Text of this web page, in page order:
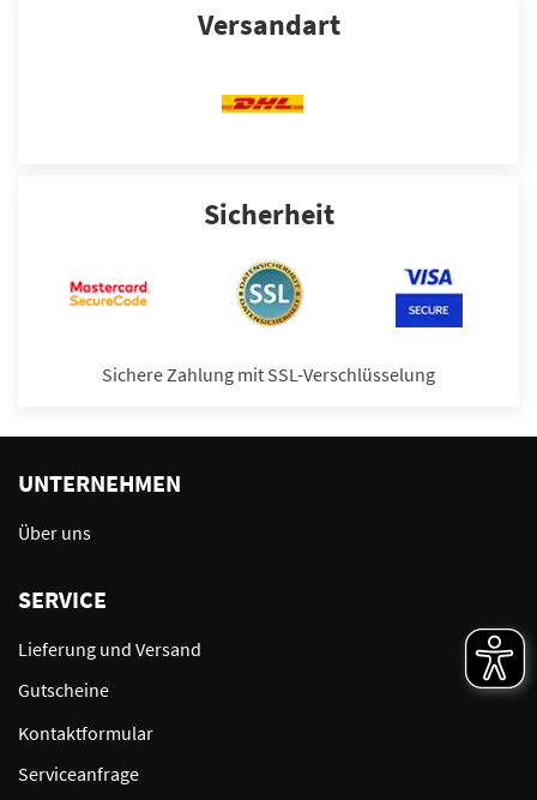
Versandart
Sicherheit
Sichere Zahlung mit SSL-Verschlüsselung
UNTERNEHMEN
Über uns
SERVICE
Lieferung und Versand
Gutscheine
Kontaktformular
Serviceanfrage